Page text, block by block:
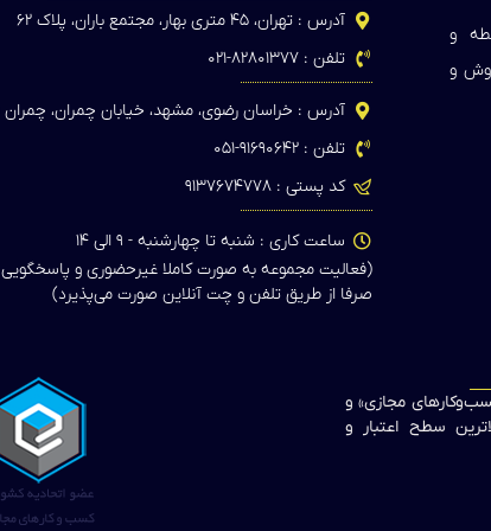
و
و
آدرس : تهران، ۴۵ متری بهار، مجتمع باران، پلاک ۶۲
تلفن : ۸۲۸۰۱۳۷۷-۰۲۱
آدرس : خراسان رضوی، مشهد، خیابان چمران، چمران ۹
تلفن : ۹۱۶۹۰۶۴۲-۰۵۱
کد پستی : ۹۱۳۷۶۷۴۷۷۸
ساعت کاری : شنبه تا چهارشنبه - ۹ الی ۱۴
(فعالیت مجموعه به صورت کاملا غیرحضوری و پاسخگویی
صرفا از طریق تلفن و چت آنلاین صورت می‌پذیرد)
مجازی» و
سطح اعتبار و